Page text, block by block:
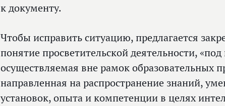
к документу.
Чтобы исправить ситуацию, предлагается
понятие просветительской деятельности,
осуществляемая вне рамок образовательных
направленная на распространение знаний,
установок, опыта и компетенции в целях